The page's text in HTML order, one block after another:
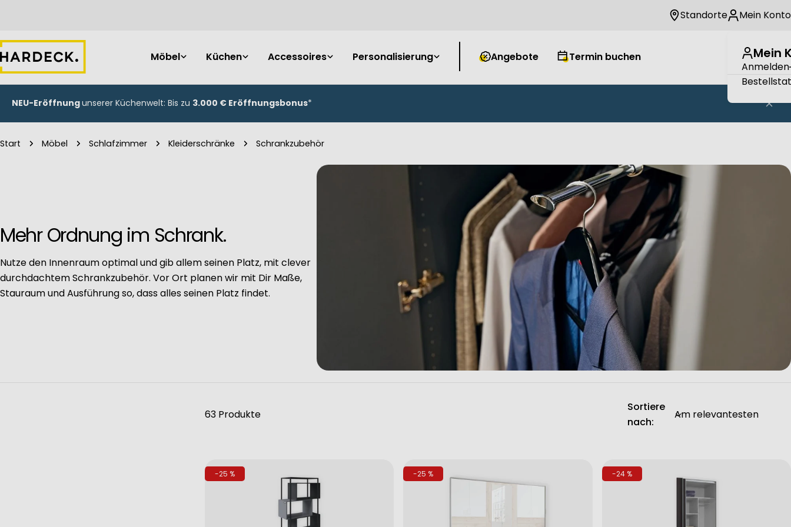
springen
Standorte Mein Konto
Mein
Anmelden
Möbel Küchen Accessoires Personalisierung Angebote Termin buchen
NEU-Eröffnungunserer Küchenwelt: Bis zu 3.000 € Eröffnungsbonus*
Start Möbel Schlafzimmer Kleiderschränke Schrankzubehör
Mehr Ordnung im Schrank.
Nutze den Innenraum optimal und gib allem seinen Platz, mit clever
durchdachtem Schrankzubehör. Vor Ort planen wir mit Dir Maße,
Stauraum und Ausführung so, dass alles seinen Platz findet.
63 Produkte
Sortiere
nach:
-25 % -25 % -24 %